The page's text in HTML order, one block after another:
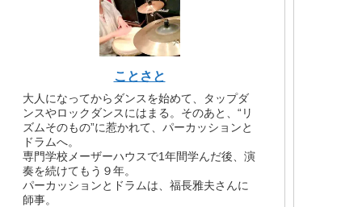
ことさと
大人になってからダンスを始めて、タップダ
ンスやロックダンスにはまる。そのあと、“リ
ズムそのもの”に惹かれて、パーカッションと
ドラムへ。
専門学校メーザーハウスで1年間学んだ後、演
奏を続けてもう９年。
パーカッションとドラムは、福長雅夫さんに
師事。